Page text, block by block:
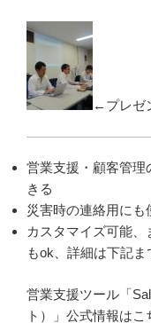
←プレゼ
営業支援・顧客管理
きる
災害時の連絡用にも
カスタマイズ可能
もok、詳細は下記
営業支援ツール「
ト）」公式情報は